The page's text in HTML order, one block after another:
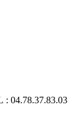
: 04.78.37.83.03